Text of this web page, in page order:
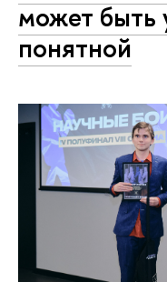
может быть
понятной